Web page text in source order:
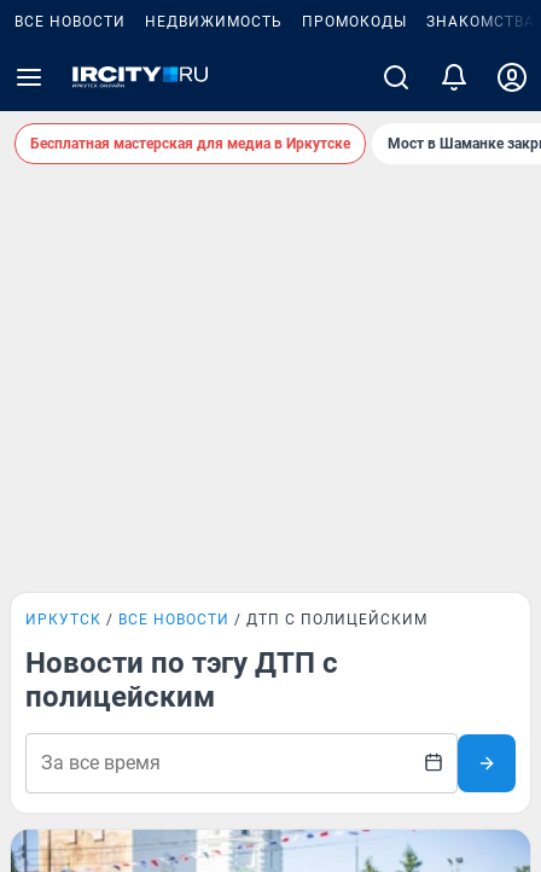
ВСЕ НОВОСТИ НЕДВИЖИМОСТЬ ПРОМОКОДЫ ЗНАКОМСТВА
Бесплатная мастерская для медиа в Иркутске Мост в Шаманке
ИРКУТСК ВСЕ НОВОСТИ ДТП С ПОЛИЦЕЙСКИМ
Новости по тэгу ДТП с
полицейским